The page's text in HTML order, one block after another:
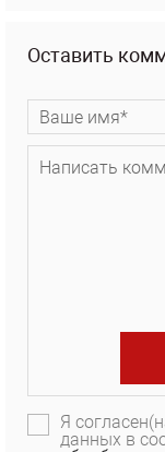
Оставить
Я
данных в